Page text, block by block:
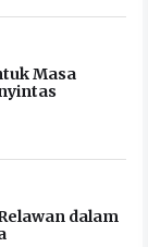
Masa
dalam